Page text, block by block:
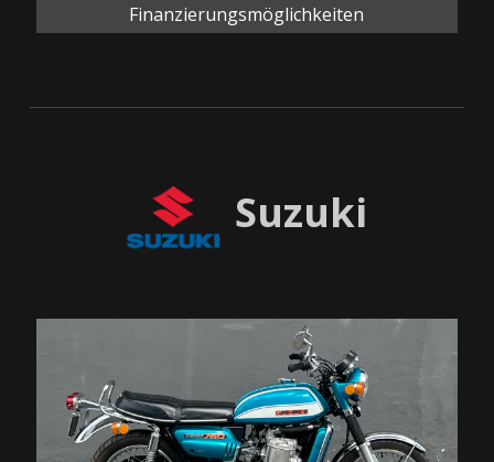
Finanzierungsmöglichkeiten
Suzuki